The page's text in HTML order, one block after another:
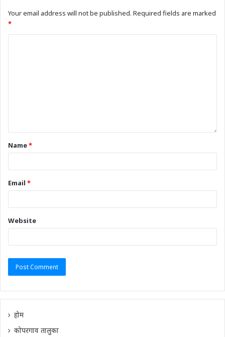
Your email address will not be published. Required fields are marked
*
Name*
Email *
Website
होम
कोपरगाव तालुका